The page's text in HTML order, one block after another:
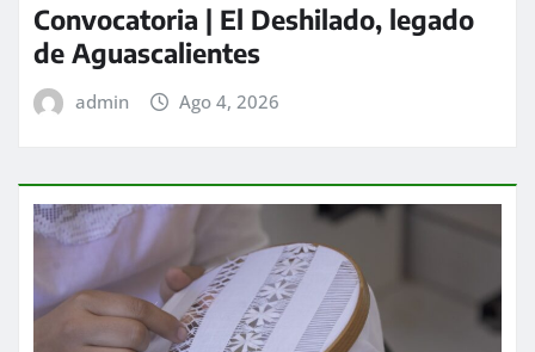
Convocatoria | El Deshilado, legado
de Aguascalientes
admin Ago 4, 2026